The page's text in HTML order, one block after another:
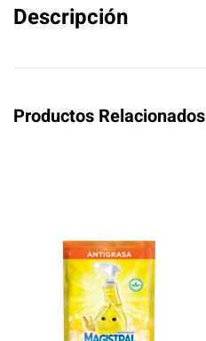
Descripción
Productos Relacionados